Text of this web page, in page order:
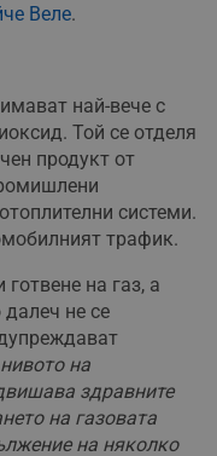
Веле.
най-вече с
Той се отделя
продукт от
системи.
трафик.
на газ, а
не се
на
здравните
на газовата
на няколко